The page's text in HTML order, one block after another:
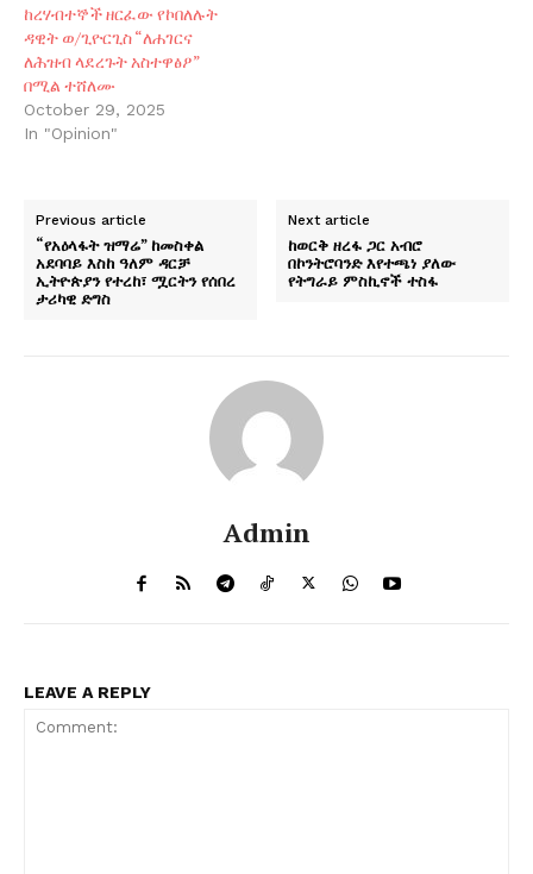
ከረሃብተኞች ዘርፈው የኮበለሉት
ዳዊት ወ/ጊዮርጊስ “ለሐገርና
ለሕዝብ ላደረጉት አስተዋፅዖ”
በሚል ተሸለሙ
October 29, 2025
In "Opinion"
Previous article
“የአዕላፋት ዝማሬ” ከመስቀል
አደባባይ እስከ ዓለም ዳርቻ
ኢትዮጵያን የተረከ፣ ሟርትን የሰበረ
ታሪካዊ ድግስ
Next article
ከወርቅ ዘረፋ ጋር አብሮ
በኮንትሮባንድ እየተጫነ ያለው
የትግራይ ምስኪኖች ተስፋ
Admin
LEAVE A REPLY